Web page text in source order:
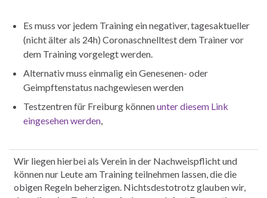
Es muss vor jedem Training ein negativer, tagesaktueller
(nicht älter als 24h) Coronaschnelltest dem Trainer vor
dem Training vorgelegt werden.
Alternativ muss einmalig ein Genesenen- oder
Geimpftenstatus nachgewiesen werden
Testzentren für Freiburg könnenunter diesem Link
eingesehen werden,
Wir liegen hierbei als Verein in der Nachweispflicht und
können nur Leute am Training teilnehmen lassen, die die
obigen Regeln beherzigen. Nichtsdestotrotz glauben wir,